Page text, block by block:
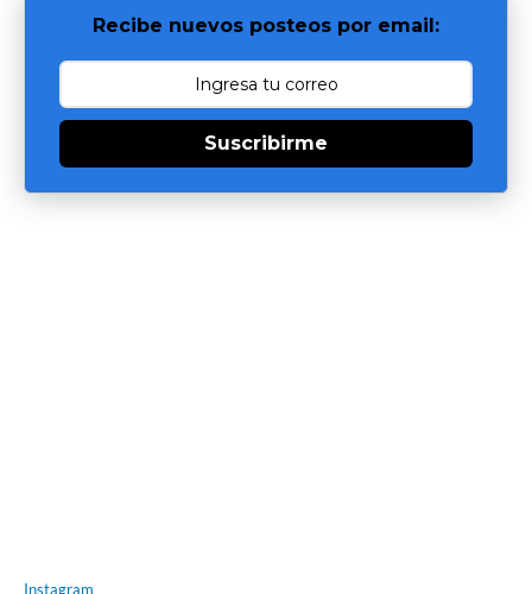
Recibe nuevos posteos por email:
Suscribirme
Instagram